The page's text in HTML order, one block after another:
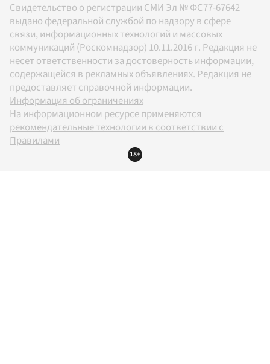
Свидетельство о регистрации СМИ Эл № ФС77-67642
выдано федеральной службой по надзору в сфере
связи, информационных технологий и массовых
коммуникаций (Роскомнадзор) 10.11.2016 г. Редакция не
несет ответственности за достоверность информации,
содержащейся в рекламных объявлениях. Редакция не
предоставляет справочной информации.
Информация об ограничениях
На информационном ресурсе применяются
рекомендательные технологии в соответствии с
Правилами
18+